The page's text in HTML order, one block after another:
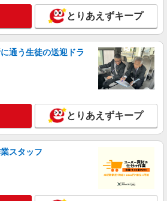
1350円〜2062円 ＜日払い有/週払い有/交
支給(ガソリン代含む)＞
き市 ≪最寄駅≫いわき駅
詳細を見る
NEW
最強！希望の働き方が叶う有料住宅の
フ★＠いわき市
1350円〜2062円 ＜日払い有/週払い有/交
給(ガソリン代含む)＞
とりあえずキープ
通う生徒の送迎ドラ
とりあえずキープ
スタッフ